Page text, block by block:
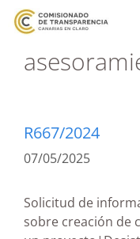
R667/2024
07/05/2025
Solicitud de
sobre creación de